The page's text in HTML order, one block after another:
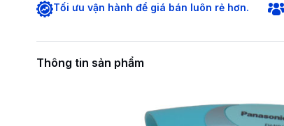
Tối ưu vận hành để giá bán luôn rẻ hơn.
Thông tin sản phẩm